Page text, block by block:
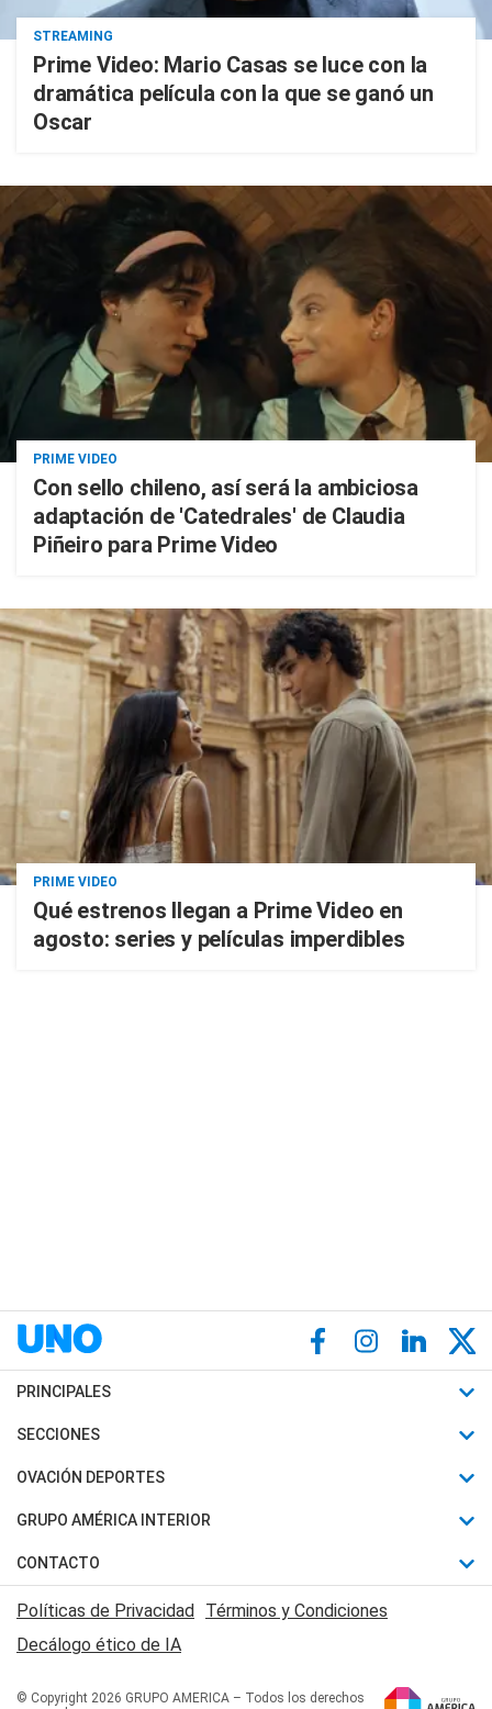
STREAMING
Prime Video: Mario Casas se luce con la
dramática película con la que se ganó un
Oscar
PRIME VIDEO
Con sello chileno, así será la ambiciosa
adaptación de 'Catedrales' de Claudia
Piñeiro para Prime Video
PRIME VIDEO
Qué estrenos llegan a Prime Video en
agosto: series y películas imperdibles
PRINCIPALES
Últimas Noticias
Política
Judiciales
Economia
SECCIONES
Horóscopo
Motores
Trucos caseros
Series y Películas
Edictos y Solicitadas
OVACIÓN DEPORTES
Fútbol
Mundial
Automovilismo
Rugby
Básquet
GRUPO AMÉRICA INTERIOR
Canal 7 en Vivo
San Juan 8
CONTACTO
Acerca de Nosotros
Contactanos
Políticas de Privacidad
Términos y Condiciones
Decálogo ético de IA
© Copyright 2026 GRUPO AMERICA – Todos los derechos